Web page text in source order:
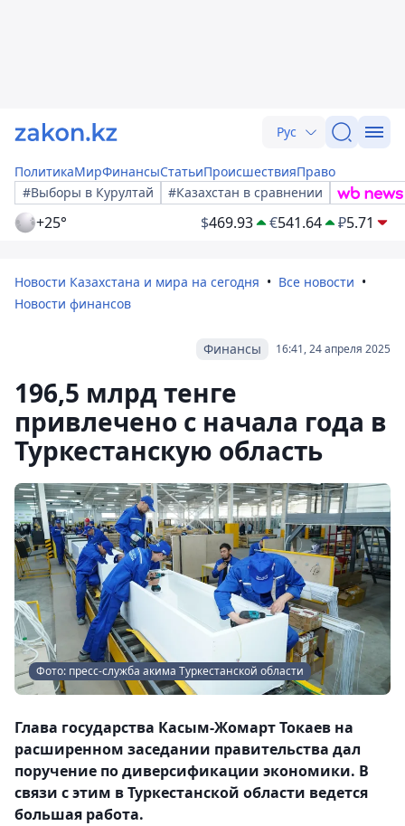
Рус
ПолитикаМирФинансыСтатьиПроисшествияПраво
#Выборы в Курултай
#Казахстан в сравнении
+25° $469.93 €541.64 ₽5.71
Новости Казахстана и мира на сегодня
Все новости
Новости финансов
16:41, 24 апреля 2025
Финансы
196,5 млрд тенге
привлечено с начала года в
Туркестанскую область
Фото: пресс-служба акима Туркестанской области
Глава государства Касым-Жомарт Токаев на
расширенном заседании правительства дал
поручение по диверсификации экономики. В
связи с этим в Туркестанской области ведется
большая работа.